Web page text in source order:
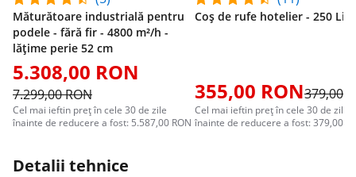
Măturătoare industrială pentru
podele - fără fir - 4800 m²/h -
lățime perie 52 cm
5.308,00 RON
7.299,00 RON
Cel mai ieftin preț în cele 30 de zile
înainte de reducere a fost: 5.587,00 RON
Coș de rufe hotelier - 250
355,00 RON379,00
Cel mai ieftin preț în cele 30 de zile
înainte de reducere a fost: 379,00
Detalii tehnice